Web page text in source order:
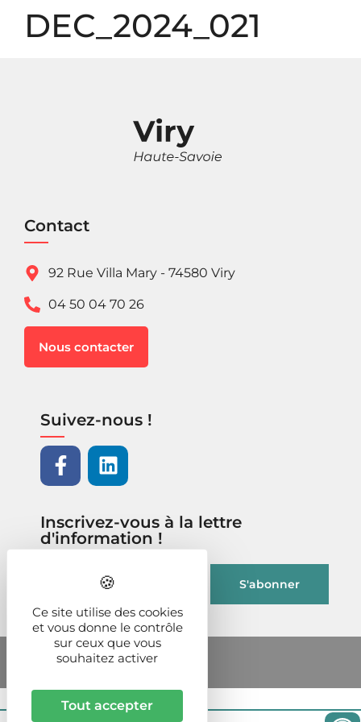
DEC_2024_021
Contact
92 Rue Villa Mary - 74580 Viry
04 50 04 70 26
Nous contacter
Suivez-nous !
Inscrivez-vous à la lettre
d'information !
Ce site utilise des cookies
et vous donne le contrôle
sur ceux que vous
souhaitez activer
Tout accepter